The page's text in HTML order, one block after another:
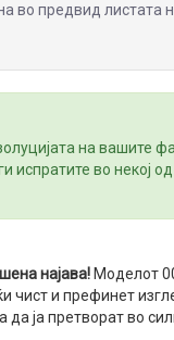
во предвид листата
на вашите
испратите во некој од
најава!Моделот
чист и префинет
ја претворат во